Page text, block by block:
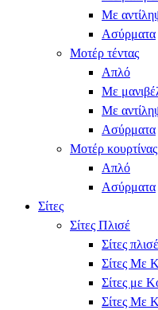
Με
Ασύρματα
Μοτέρ τέντας
Απλό
Με
Με
Ασύρματα
Μοτέρ κουρτίνας
Απλό
Ασύρματα
Σίτες
Σίτες Πλισέ
Σίτες
Σίτες Με
Σίτες με
Σίτες Με